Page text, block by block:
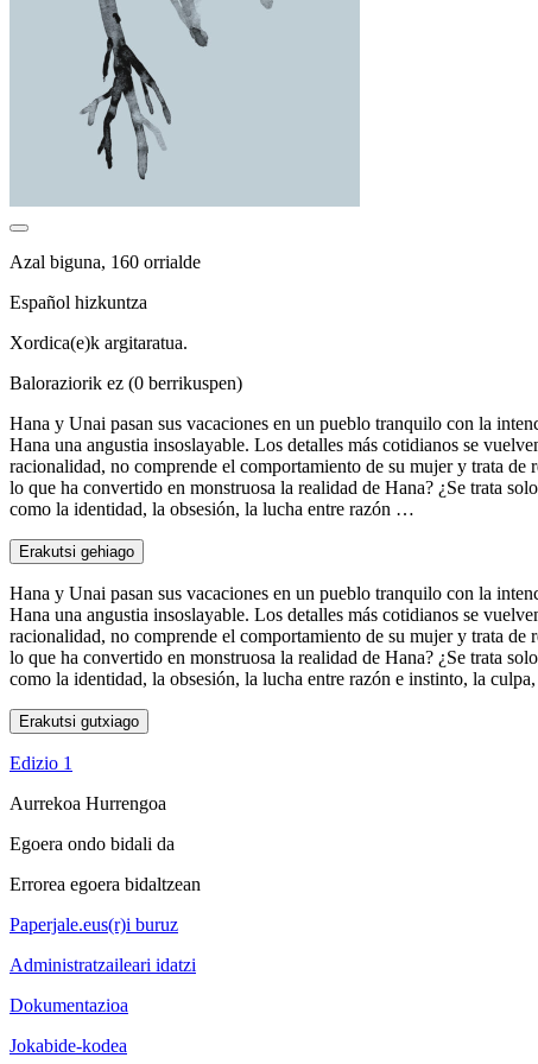
Azal biguna, 160 orrialde
Español hizkuntza
Xordica(e)k argitaratua.
Baloraziorik ez (0 berrikuspen)
Hana y Unai pasan sus vacaciones en un pueblo tranquilo con la
Hana una angustia insoslayable. Los detalles más cotidianos se
racionalidad, no comprende el comportamiento de su mujer y trata de
lo que ha convertido en monstruosa la realidad de Hana? ¿Se trata
como la identidad, la obsesión, la lucha entre razón …
Erakutsi gehiago
Hana y Unai pasan sus vacaciones en un pueblo tranquilo con la
Hana una angustia insoslayable. Los detalles más cotidianos se
racionalidad, no comprende el comportamiento de su mujer y trata de
lo que ha convertido en monstruosa la realidad de Hana? ¿Se trata
como la identidad, la obsesión, la lucha entre razón e instinto, la
Erakutsi gutxiago
Edizio 1
Aurrekoa Hurrengoa
Egoera ondo bidali da
Errorea egoera bidaltzean
Paperjale.eus(r)i buruz
Administratzaileari idatzi
Dokumentazioa
Jokabide-kodea